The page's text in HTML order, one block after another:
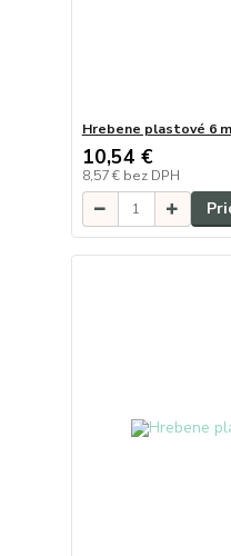
Hrebene plastové 6
10,54 €
8,57 € bez DPH